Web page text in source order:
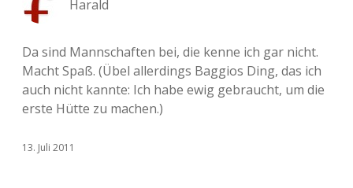
Harald
Da sind Mannschaften bei, die kenne ich gar nicht.
Macht Spaß. (Übel allerdings Baggios Ding, das ich
auch nicht kannte: Ich habe ewig gebraucht, um die
erste Hütte zu machen.)
13. Juli 2011